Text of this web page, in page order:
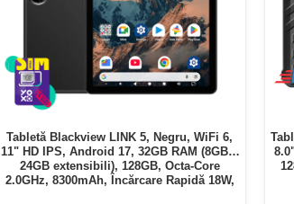
Tabletă Blackview LINK 5, Negru, WiFi 6,
11" HD IPS, Android 17, 32GB RAM (8GB +
24GB extensibili), 128GB, Octa-Core
2.0GHz, 8300mAh, Încărcare Rapidă 18W,